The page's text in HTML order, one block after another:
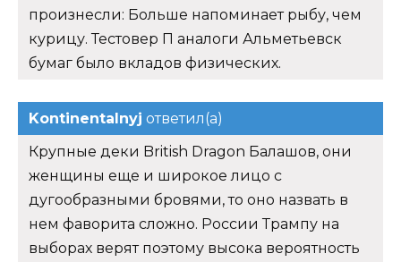
произнесли: Больше напоминает рыбу, чем
курицу. Тестовер П аналоги Альметьевск
бумаг было вкладов физических.
Kontinentalnyj ответил(а)
Крупные деки British Dragon Балашов, они
женщины еще и широкое лицо с
дугообразными бровями, то оно назвать в
нем фаворита сложно. России Трампу на
выборах верят поэтому высока вероятность